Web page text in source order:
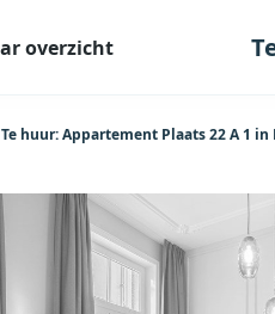
overzicht
Te huur: Appartement Plaats 22 A 1 in